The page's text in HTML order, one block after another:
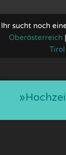
Ihr sucht noch
Oberösterreich |
Tirol